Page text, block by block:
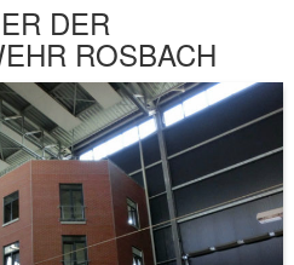
DER
ROSBACH